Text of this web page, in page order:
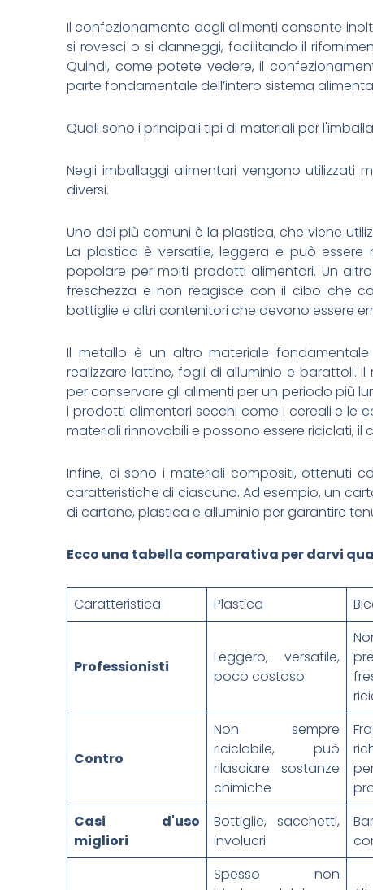
Il confezionamento degli alimenti consente
si rovesci o si danneggi, facilitando il
Quindi, come potete vedere, il
parte fondamentale dell’intero sistema
Quali sono i principali tipi di materiali per
Negli imballaggi alimentari vengono utilizzati
diversi.
Uno dei più comuni è la plastica, che viene
La plastica è versatile, leggera e può
popolare per molti prodotti alimentari. Un
freschezza e non reagisce con il cibo che
bottiglie e altri contenitori che devono essere
Il metallo è un altro materiale
realizzare lattine, fogli di alluminio e barattoli.
per conservare gli alimenti per un periodo più
i prodotti alimentari secchi come i cereali e le
materiali rinnovabili e possono essere riciclati, il
Infine, ci sono i materiali compositi, ottenuti
caratteristiche di ciascuno. Ad esempio, un
di cartone, plastica e alluminio per garantire
Ecco una tabella comparativa per darvi
Caratteristica Plastica
Professionisti
Leggero, versatile,
poco costoso
Contro
Non sempre
riciclabile, può
rilasciare sostanze
chimiche
Casi d'uso
migliori
Bottiglie, sacchetti,
involucri
Spesso non